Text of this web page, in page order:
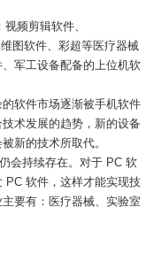
频剪辑软件、
图软件、彩超等医疗器械
军工设备配备的上位机软
软件市场逐渐被手机软件
术发展的趋势，新的设备
新的技术所取代。
会持续存在。对于 PC 软
PC 软件，这样才能实现技
要有：医疗器械、实验室